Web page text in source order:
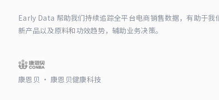
Early Data 帮助我们持续追踪全平台电商销售数据，有助于我
新产品以及原料和功效趋势，辅助业务决策。
康恩贝 · 康恩贝健康科技